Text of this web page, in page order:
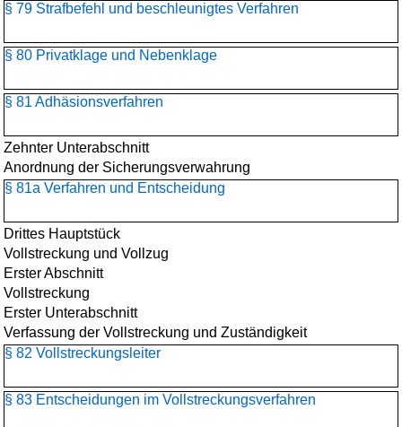
§ 79 Strafbefehl und beschleunigtes Verfahren
§ 80 Privatklage und Nebenklage
§ 81 Adhäsionsverfahren
Zehnter Unterabschnitt
Anordnung der Sicherungsverwahrung
§ 81a Verfahren und Entscheidung
Drittes Hauptstück
Vollstreckung und Vollzug
Erster Abschnitt
Vollstreckung
Erster Unterabschnitt
Verfassung der Vollstreckung und Zuständigkeit
§ 82 Vollstreckungsleiter
§ 83 Entscheidungen im Vollstreckungsverfahren